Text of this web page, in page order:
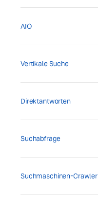
AIO
Vertikale Suche
Direktantworten
Suchabfrage
Suchmaschinen-Crawler